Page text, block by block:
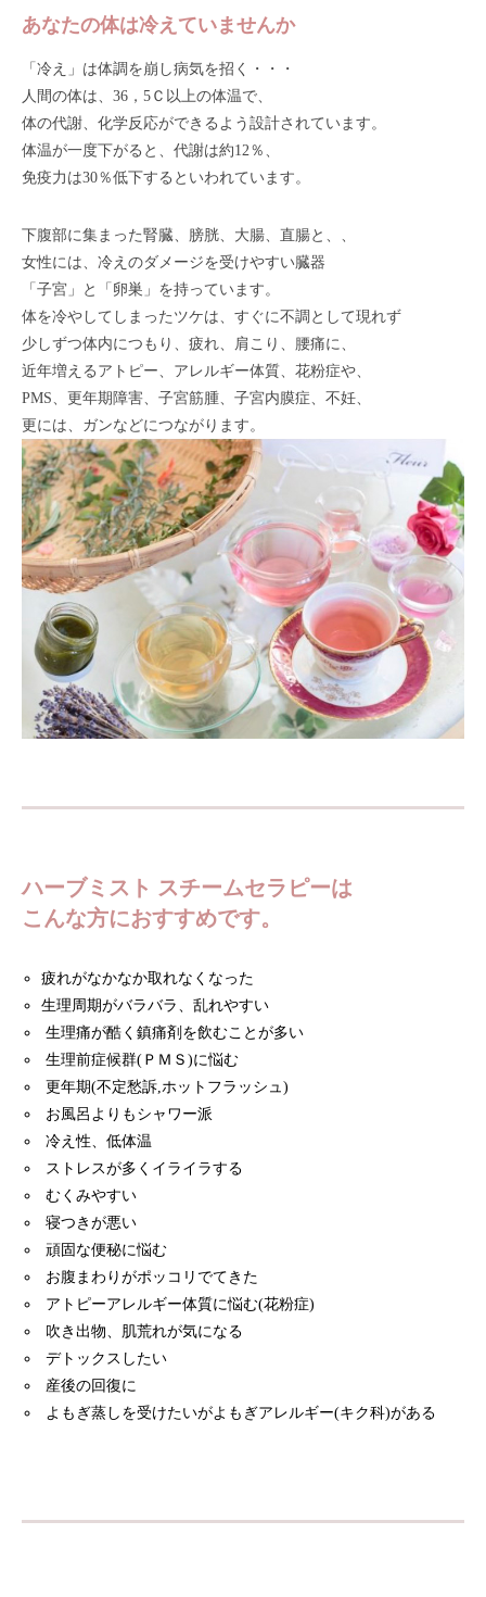
あなたの体は冷えていませんか
「冷え」は体調を崩し病気を招く・・・
人間の体は、36，5Ｃ以上の体温で、
体の代謝、化学反応ができるよう設計されています。
体温が一度下がると、代謝は約12％、
免疫力は30％低下するといわれています。
下腹部に集まった腎臓、膀胱、大腸、直腸と、、
女性には、冷えのダメージを受けやすい臓器
「子宮」と「卵巣」を持っています。
体を冷やしてしまったツケは、すぐに不調として現れず
少しずつ体内につもり、疲れ、肩こり、腰痛に、
近年増えるアトピー、アレルギー体質、花粉症や、
PMS、更年期障害、子宮筋腫、子宮内膜症、不妊、
更には、ガンなどにつながります。
ハーブミスト スチームセラピーは
こんな方におすすめです。
疲れがなかなか取れなくなった
生理周期がバラバラ、乱れやすい
生理痛が酷く鎮痛剤を飲むことが多い
生理前症候群(ＰＭＳ)に悩む
更年期(不定愁訴,ホットフラッシュ)
お風呂よりもシャワー派
冷え性、低体温
ストレスが多くイライラする
むくみやすい
寝つきが悪い
頑固な便秘に悩む
お腹まわりがポッコリでてきた
アトピーアレルギー体質に悩む(花粉症)
吹き出物、肌荒れが気になる
デトックスしたい
産後の回復に
よもぎ蒸しを受けたいがよもぎアレルギー(キク科)がある